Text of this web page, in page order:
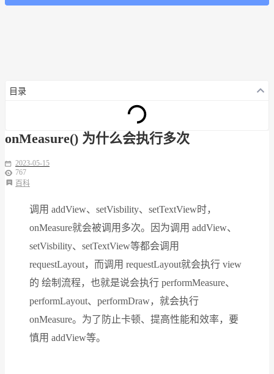
目录
onMeasure() 为什么会执行多次
2023-05-15
767
百科
调用 addView、setVisbility、setTextView时，
onMeasure就会被调用多次。因为调用 addView、
setVisbility、setTextView等都会调用
requestLayout，而调用 requestLayout就会执行 view
的 绘制流程，也就是说会执行 performMeasure、
performLayout、performDraw，就会执行
onMeasure。为了防止卡顿、提高性能和效率，要
慎用 addView等。